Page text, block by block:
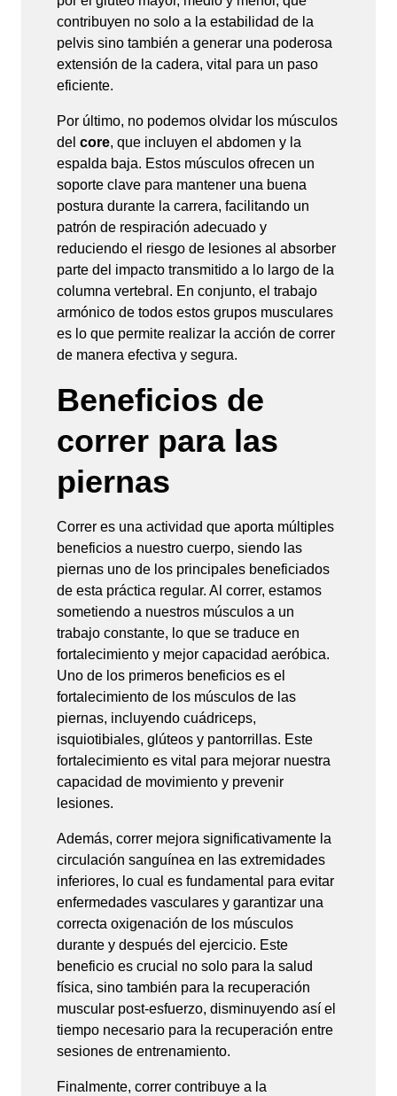
contribuyen no solo a la estabilidad de la
pelvis sino también a generar una poderosa
extensión de la cadera, vital para un paso
eficiente.
Por último, no podemos olvidar los músculos
del core, que incluyen el abdomen y la
espalda baja. Estos músculos ofrecen un
soporte clave para mantener una buena
postura durante la carrera, facilitando un
patrón de respiración adecuado y
reduciendo el riesgo de lesiones al absorber
parte del impacto transmitido a lo largo de la
columna vertebral. En conjunto, el trabajo
armónico de todos estos grupos musculares
es lo que permite realizar la acción de correr
de manera efectiva y segura.
Beneficios de
correr para las
piernas
Correr es una actividad que aporta múltiples
beneficios a nuestro cuerpo, siendo las
piernas uno de los principales beneficiados
de esta práctica regular. Al correr, estamos
sometiendo a nuestros músculos a un
trabajo constante, lo que se traduce en
fortalecimiento y mejor capacidad aeróbica.
Uno de los primeros beneficios es el
fortalecimiento de los músculos de las
piernas, incluyendo cuádriceps,
isquiotibiales, glúteos y pantorrillas. Este
fortalecimiento es vital para mejorar nuestra
capacidad de movimiento y prevenir
lesiones.
Además, correr mejora significativamente la
circulación sanguínea en las extremidades
inferiores, lo cual es fundamental para evitar
enfermedades vasculares y garantizar una
correcta oxigenación de los músculos
durante y después del ejercicio. Este
beneficio es crucial no solo para la salud
física, sino también para la recuperación
muscular post-esfuerzo, disminuyendo así el
tiempo necesario para la recuperación entre
sesiones de entrenamiento.
Finalmente, correr contribuye a la